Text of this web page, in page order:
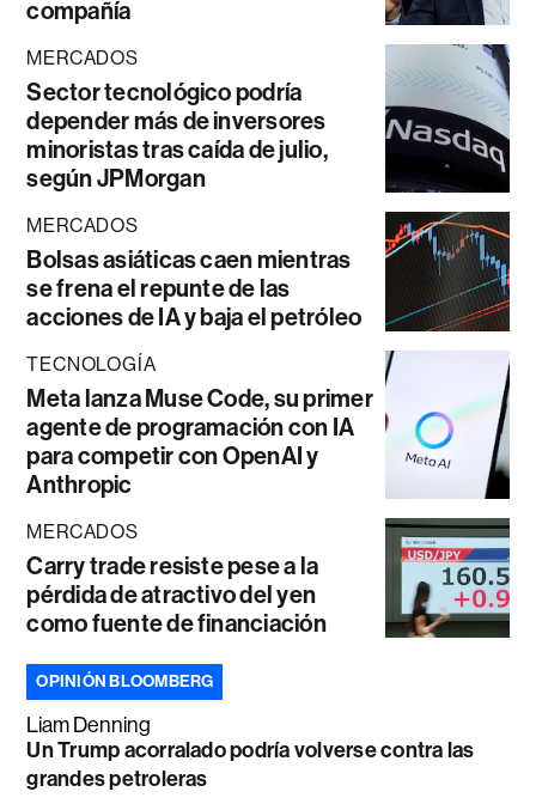
compañía
MERCADOS
Sector tecnológico podría
depender más de inversores
minoristas tras caída de julio,
según JPMorgan
MERCADOS
Bolsas asiáticas caen mientras
se frena el repunte de las
acciones de IA y baja el petróleo
TECNOLOGÍA
Meta lanza Muse Code, su primer
agente de programación con IA
para competir con OpenAI y
Anthropic
MERCADOS
Carry trade resiste pese a la
pérdida de atractivo del yen
como fuente de financiación
OPINIÓN BLOOMBERG
Liam Denning
Un Trump acorralado podría volverse contra las
grandes petroleras